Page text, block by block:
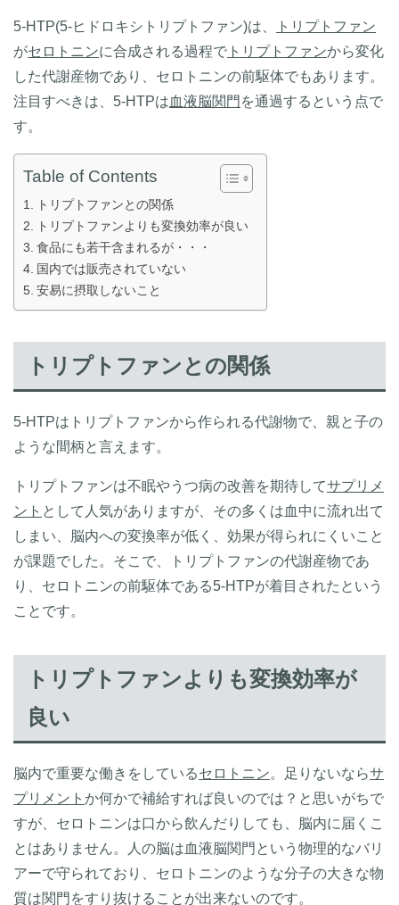
5-HTP(5-ヒドロキシトリプトファン)は、
トリプトファン
がセロトニンに合成される過程で トリプトファンから変化
した代謝産物であり、セロトニンの前駆体でもあります。
注目すべきは、5-HTPは血液脳関門 を通過するという点で
す。
Table of Contents
トリプトファンとの関係
トリプトファンよりも変換効率が良い
食品にも若干含まれるが・・・
国内では販売されていない
安易に摂取しないこと
トリプトファンとの関係
5-HTPはトリプトファンから作られる代謝物で、親と子の
ような間柄と言えます。
トリプトファンは不眠やうつ病の改善を期待してサプリメ
ント として人気がありますが、その多くは血中に流れ出て
しまい、脳内への変換率が低く、効果が得られにくいこと
が課題でした。そこで、トリプトファンの代謝産物であ
り、セロトニンの前駆体である5-HTPが着目されたという
ことです。
トリプトファンよりも変換効率が
良い
脳内で重要な働きをしているセロトニン。足りないならサ
プリメント か何かで補給すれば良いのでは？と思いがちで
すが、セロトニンは口から飲んだりしても、脳内に届くこ
とはありません。人の脳は血液脳関門という物理的なバリ
アーで守られており、セロトニンのような分子の大きな物
質は関門をすり抜けることが出来ないのです。